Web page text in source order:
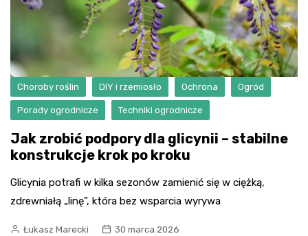
Choroby roślin DIY i rzemiosło Ochrona Ogród
Porady ogrodnicze Techniki ogrodnicze
Jak zrobić podpory dla glicynii – stabilne
konstrukcje krok po kroku
Glicynia potrafi w kilka sezonów zamienić się w ciężką,
zdrewniałą „linę”, która bez wsparcia wyrywa
Łukasz Marecki 30 marca 2026